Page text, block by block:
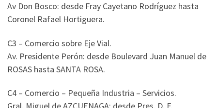
Av Don Bosco: desde Fray Cayetano Rodríguez hasta
Coronel Rafael Hortiguera.
C3 – Comercio sobre Eje Vial.
Av. Presidente Perón: desde Boulevard Juan Manuel de
ROSAS hasta SANTA ROSA.
C4 – Comercio – Pequeña Industria – Servicios.